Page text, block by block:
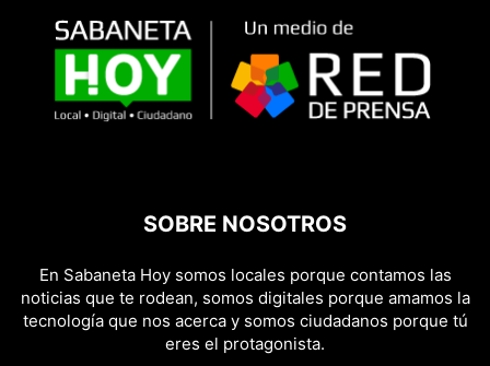
SOBRE NOSOTROS
En Sabaneta Hoy somos locales porque contamos las
noticias que te rodean, somos digitales porque amamos la
tecnología que nos acerca y somos ciudadanos porque tú
eres el protagonista.